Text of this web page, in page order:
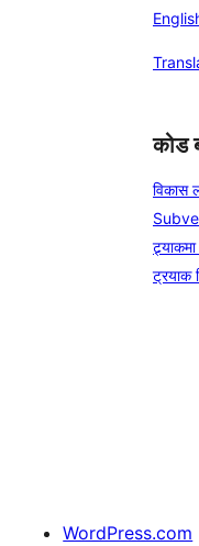
कोड
विकास
ट्रयाक
WordPress.com